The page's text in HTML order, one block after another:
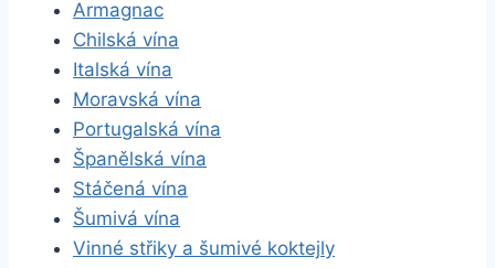
Armagnac
Chilská vína
Italská vína
Moravská vína
Portugalská vína
Španělská vína
Stáčená vína
Šumivá vína
Vinné střiky a šumivé koktejly